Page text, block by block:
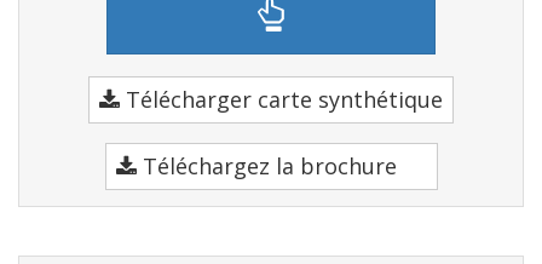
Télécharger carte synthétique
Téléchargez la brochure